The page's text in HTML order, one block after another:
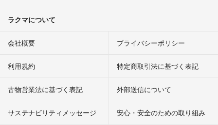
ラクマについて
会社概要 プライバシーポリシー
利用規約 特定商取引法に基づく表記
古物営業法に基づく表記 外部送信について
サステナビリティメッセージ 安心・安全のための取り組み